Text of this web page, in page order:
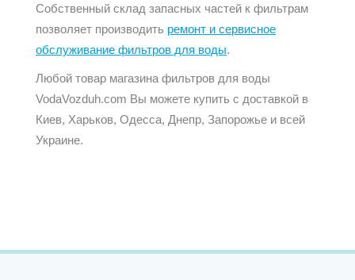
Собственный склад запасных частей к фильтрам
позволяет производить ремонт и сервисное
обслуживание фильтров для воды.
Любой товар магазина фильтров для воды
VodaVozduh.com Вы можете купить с доставкой в
Киев, Харьков, Одесса, Днепр, Запорожье и всей
Украине.